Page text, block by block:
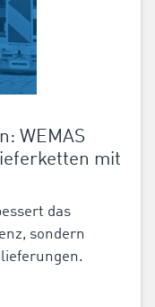
WEMAS
mit
das
sondern